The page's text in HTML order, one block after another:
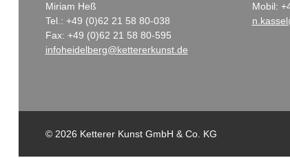
Miriam Heß
Tel.: +49 (0)62 21 58 80-038
Fax: +49 (0)62 21 58 80-595
infoheidelberg@kettererkunst.de
Mobil:
© 2026 Ketterer Kunst GmbH & Co. KG